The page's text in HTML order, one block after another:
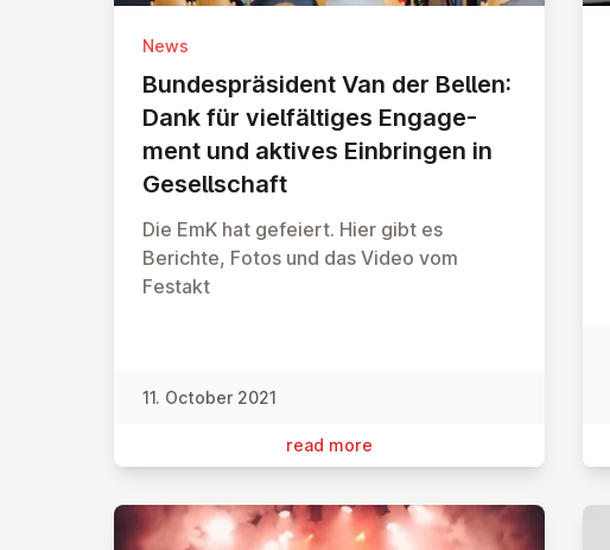
News
Bunde­spräsid­ent Van der Bellen:
Dank für vielfältiges En­gage­
ment und aktives Ein­brin­g­en in
Gesell­schaft
Die EmK hat gefeiert. Hier gibt es
Berichte, Fotos und das Video vom
Festakt
11. October 2021
read more